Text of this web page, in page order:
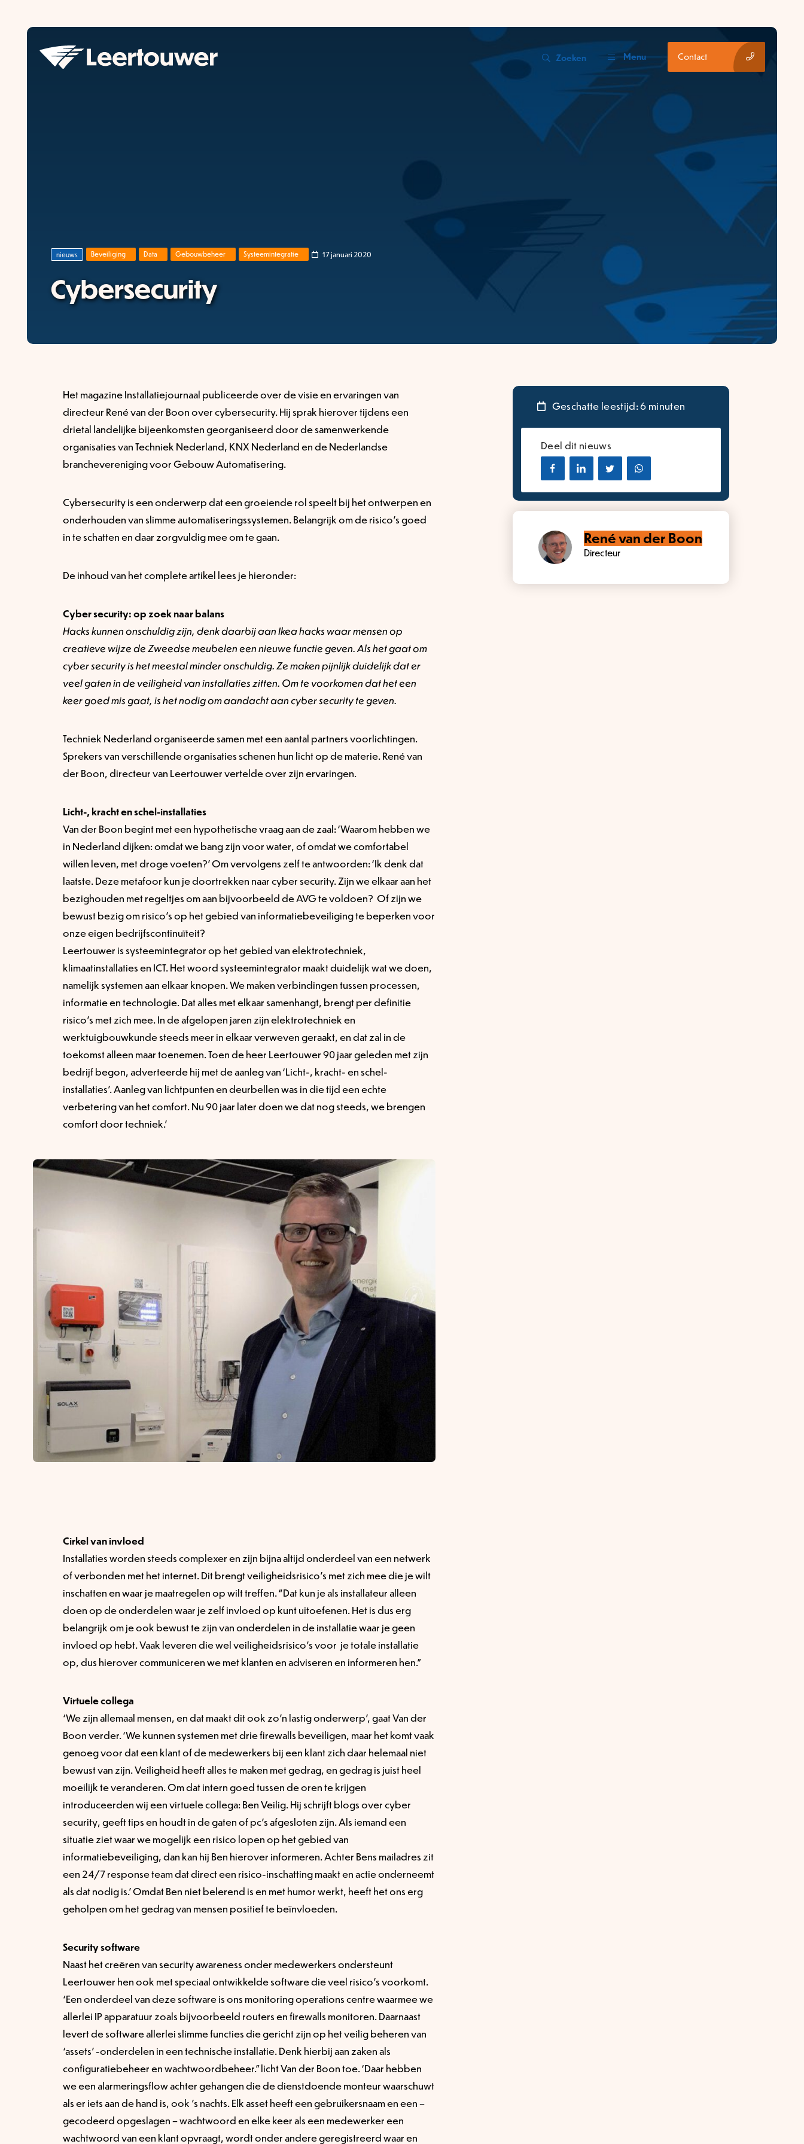
Zoeken Menu Contact
Cybersecurity
nieuws Beveiliging Data Gebouwbeheer Systeemintegratie 17 januari 2020
Het magazine Installatiejournaal publiceerde over de visie en ervaringen van
directeur René van der Boon over cybersecurity. Hij sprak hierover tijdens een
drietal landelijke bijeenkomsten georganiseerd door de samenwerkende
organisaties van Techniek Nederland, KNX Nederland en de Nederlandse
branchevereniging voor Gebouw Automatisering.
Cybersecurity is een onderwerp dat een groeiende rol speelt bij het ontwerpen en
onderhouden van slimme automatiseringssystemen. Belangrijk om de risico’s goed
in te schatten en daar zorgvuldig mee om te gaan.
De inhoud van het complete artikel lees je hieronder:
Cyber security: op zoek naar balans
Hacks kunnen onschuldig zijn, denk daarbij aan Ikea hacks waar mensen op
creatieve wijze de Zweedse meubelen een nieuwe functie geven. Als het gaat om
cyber security is het meestal minder onschuldig. Ze maken pijnlijk duidelijk dat er
veel gaten in de veiligheid van installaties zitten. Om te voorkomen dat het een
keer goed mis gaat, is het nodig om aandacht aan cyber security te geven.
Techniek Nederland organiseerde samen met een aantal partners voorlichtingen.
Sprekers van verschillende organisaties schenen hun licht op de materie. René van
der Boon, directeur van Leertouwer vertelde over zijn ervaringen.
Licht-, kracht en schel-installaties
Van der Boon begint met een hypothetische vraag aan de zaal: ‘Waarom hebben we
in Nederland dijken: omdat we bang zijn voor water, of omdat we comfortabel
willen leven, met droge voeten?’ Om vervolgens zelf te antwoorden: ‘Ik denk dat
laatste. Deze metafoor kun je doortrekken naar cyber security. Zijn we elkaar aan het
bezighouden met regeltjes om aan bijvoorbeeld de AVG te voldoen? Of zijn we
bewust bezig om risico’s op het gebied van informatiebeveiliging te beperken voor
onze eigen bedrijfscontinuïteit?
Leertouwer is systeemintegrator op het gebied van elektrotechniek,
klimaatinstallaties en ICT. Het woord systeemintegrator maakt duidelijk wat we doen,
namelijk systemen aan elkaar knopen. We maken verbindingen tussen processen,
informatie en technologie. Dat alles met elkaar samenhangt, brengt per definitie
risico’s met zich mee. In de afgelopen jaren zijn elektrotechniek en
werktuigbouwkunde steeds meer in elkaar verweven geraakt, en dat zal in de
toekomst alleen maar toenemen. Toen de heer Leertouwer 90 jaar geleden met zijn
bedrijf begon, adverteerde hij met de aanleg van ‘Licht-, kracht- en schel-
installaties’. Aanleg van lichtpunten en deurbellen was in die tijd een echte
verbetering van het comfort. Nu 90 jaar later doen we dat nog steeds, we brengen
comfort door techniek.’
Cirkel van invloed
Installaties worden steeds complexer en zijn bijna altijd onderdeel van een netwerk
of verbonden met het internet. Dit brengt veiligheidsrisico’s met zich mee die je wilt
inschatten en waar je maatregelen op wilt treffen. “Dat kun je als installateur alleen
doen op de onderdelen waar je zelf invloed op kunt uitoefenen. Het is dus erg
belangrijk om je ook bewust te zijn van onderdelen in de installatie waar je geen
invloed op hebt. Vaak leveren die wel veiligheidsrisico’s voor je totale installatie
op, dus hierover communiceren we met klanten en adviseren en informeren hen.”
Virtuele collega
‘We zijn allemaal mensen, en dat maakt dit ook zo’n lastig onderwerp’, gaat Van der
Boon verder. ‘We kunnen systemen met drie firewalls beveiligen, maar het komt vaak
genoeg voor dat een klant of de medewerkers bij een klant zich daar helemaal niet
bewust van zijn. Veiligheid heeft alles te maken met gedrag, en gedrag is juist heel
moeilijk te veranderen. Om dat intern goed tussen de oren te krijgen
introduceerden wij een virtuele collega: Ben Veilig. Hij schrijft blogs over cyber
security, geeft tips en houdt in de gaten of pc’s afgesloten zijn. Als iemand een
situatie ziet waar we mogelijk een risico lopen op het gebied van
informatiebeveiliging, dan kan hij Ben hierover informeren. Achter Bens mailadres zit
een 24/7 response team dat direct een risico-inschatting maakt en actie onderneemt
als dat nodig is.’ Omdat Ben niet belerend is en met humor werkt, heeft het ons erg
geholpen om het gedrag van mensen positief te beïnvloeden.
Security software
Naast het creëren van security awareness onder medewerkers ondersteunt
Leertouwer hen ook met speciaal ontwikkelde software die veel risico’s voorkomt.
‘Een onderdeel van deze software is ons monitoring operations centre waarmee we
allerlei IP apparatuur zoals bijvoorbeeld routers en firewalls monitoren. Daarnaast
levert de software allerlei slimme functies die gericht zijn op het veilig beheren van
‘assets’ -onderdelen in een technische installatie. Denk hierbij aan zaken als
configuratiebeheer en wachtwoordbeheer.” licht Van der Boon toe. ‘Daar hebben
we een alarmeringsflow achter gehangen die de dienstdoende monteur waarschuwt
als er iets aan de hand is, ook ’s nachts. Elk asset heeft een gebruikersnaam en een –
gecodeerd opgeslagen – wachtwoord en elke keer als een medewerker een
wachtwoord van een klant opvraagt, wordt onder andere geregistreerd waar en
Geschatte leestijd: 6 minuten
Deel dit nieuws
René van der Boon
Directeur